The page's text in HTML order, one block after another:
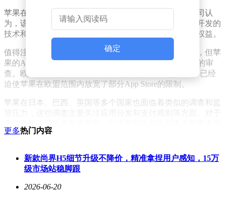
苹果在一份声明中表示，计划对这一裁决提起上诉。公司认
为，该裁决损害了其为开发者利益、用户隐私及安全所开发的
技术和工具。苹果强调，将继续通过法律途径维护自身权益。
值得注意的是，虽然此次案件仅限于荷兰的约会类应用，但苹
果的App Store商业模式在全球范围内正受到越来越严格的审
查。欧盟今年早些时候实施的《数字市场法》（DMA）已经
迫使苹果在欧盟范围内放宽了部分App Store的限制。
苹果在日本、巴西、英国等多个国家也面临着类似的调查和监
化，但它进一步加剧了关于苹果在App Store支付方面应拥有
确定
更多热门内容
新款尚界H5细节升级不降价，精准拿捏用户感知，15万
级市场站稳脚跟
2026-06-20